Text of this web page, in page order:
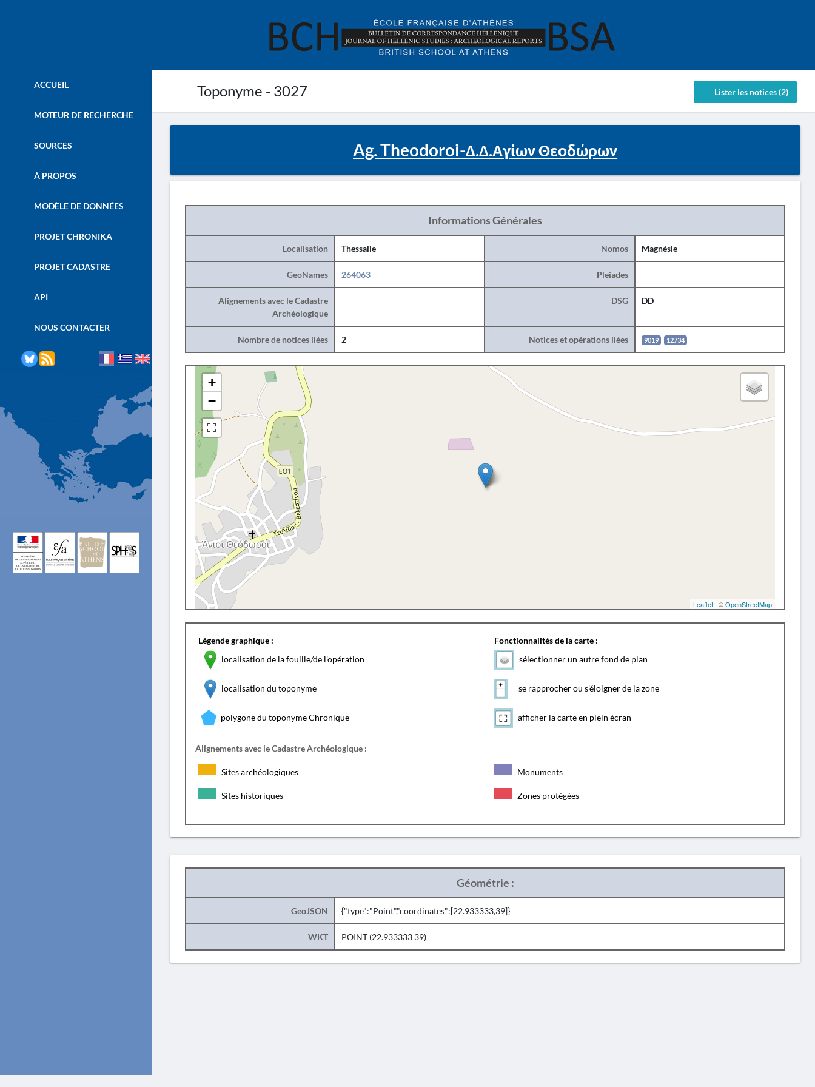
Toponyme - 3027 Lister les notices (2)
ACCUEIL
MOTEUR DE RECHERCHE
SOURCES
À PROPOS
MODÈLE DE DONNÉES
PROJET CHRONIKA
PROJET CADASTRE
API
NOUS CONTACTER
Ag. Theodoroi-Δ.Δ.Αγίων Θεοδώρων
Informations Générales
Localisation Thessalie Nomos Magnésie
GeoNames 264063 Pleiades
Alignements avec le Cadastre
Archéologique
DSG DD
Nombre de notices liées 2 Notices et opérations liées 9019 12734
+
−
Leaflet | ©OpenStreetMap
Légende graphique :
localisation de la fouille/de l'opération
localisation du toponyme
polygone du toponyme Chronique
Fonctionnalités de la carte :
sélectionner un autre fond de plan
se rapprocher ou s'éloigner de la zone
afficher la carte en plein écran
Alignements avec le Cadastre Archéologique :
Sites archéologiques Monuments
Sites historiques Zones protégées
Géométrie :
GeoJSON {"type":"Point","coordinates":[22.933333,39]}
WKT POINT (22.933333 39)